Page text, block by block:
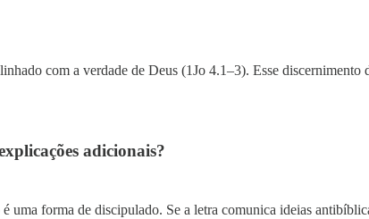
com a verdade de Deus (1Jo 4.1–3). Esse
adicionais?
forma de discipulado. Se a letra comunica ideias